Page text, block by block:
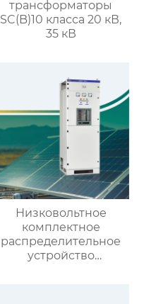
трансформаторы
SC(B)10 класса 20 кВ,
35 кВ
Низковольтное
комплектное
распределительное
устройство